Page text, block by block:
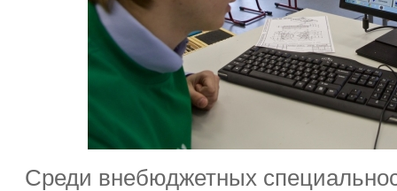
Среди внебюджетных